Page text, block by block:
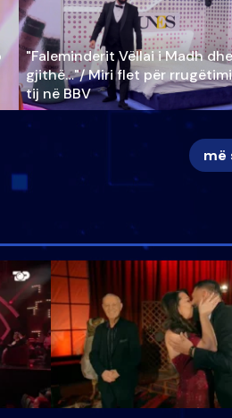
"Faleminderit Vëllai i Madh
gjithë…"/ Miri flet për
tij në BBV
më